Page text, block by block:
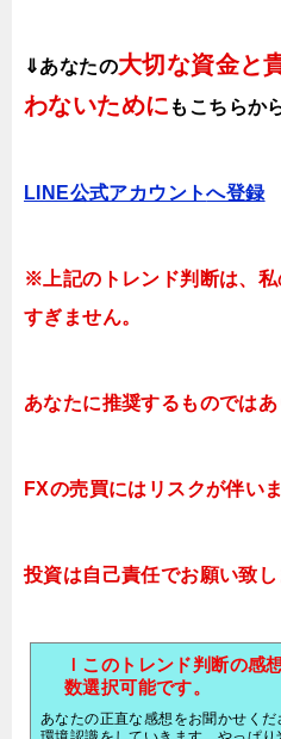
⇓あなたの大切な資金と
わないために も こちらか
LINE公式アカウントへ登録
※上記のトレンド判断は、
すぎません。
あなたに推奨するものではあ
FXの売買にはリスクが伴いま
投資は自己責任でお願い致
ｌこのトレンド判断の感
数選択可能です。
あなたの正直な感想をお聞かせく